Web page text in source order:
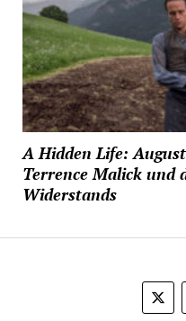
A Hidden Life:
Terrence Malick und
Widerstands